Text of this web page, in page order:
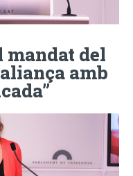
mandat del
amb